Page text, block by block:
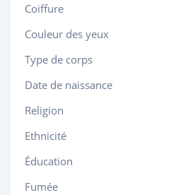
Coiffure
Couleur des yeux
Type de corps
Date de naissance
Religion
Ethnicité
Éducation
Fumée